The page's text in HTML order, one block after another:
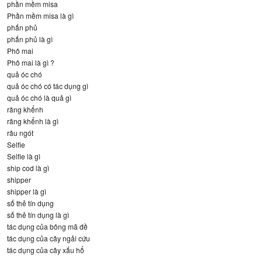
phần mềm misa
Phần mềm misa là gì
phấn phủ
phấn phủ là gì
Phô mai
Phô mai là gì ?
quả óc chó
quả óc chó có tác dụng gì
quả óc chó là quả gì
răng khểnh
răng khểnh là gì
râu ngót
Selfie
Selfie là gì
ship cod là gì
shipper
shipper là gì
số thẻ tín dụng
số thẻ tín dụng là gì
tác dụng của bông mã đề
tác dụng của cây ngải cứu
tác dụng của cây xấu hổ